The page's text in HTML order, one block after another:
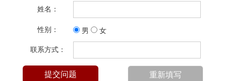
姓名：
性别： 男 女
联系方式：